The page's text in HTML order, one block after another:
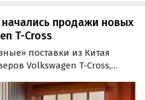
продажи новых
T-Cross
поставки из Китая
Volkswagen T-Cross,